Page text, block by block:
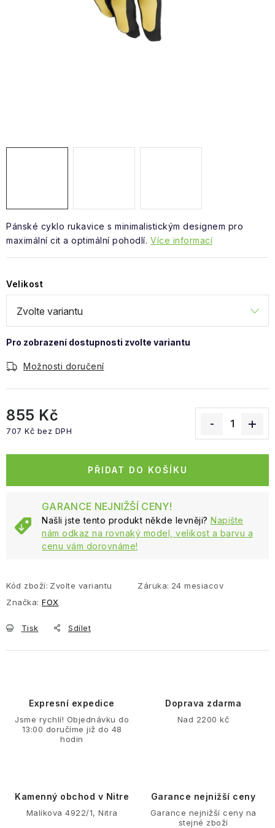
Pánské cyklo rukavice s minimalistickým designem pro
maximální cit a optimální pohodlí. Více informací
Velikost
Možnosti doručení
855 Kč
707 Kč bez DPH
PŘIDAT DO KOŠÍKU
GARANCE NEJNIŽŠÍ CENY!
Našli jste tento produkt někde levněji? Napište
nám odkaz na rovnaký model, velikost a barvu a
cenu vám dorovnáme!
Kód zboží: Zvolte variantu Záruka: 24 mesiacov
Značka: FOX
Tisk Sdílet
Expresní expedice
Jsme rychlí! Objednávku do
13:00 doručíme již do 48
hodin
Doprava zdarma
Nad 2200 kč
Kamenný obchod v Nitre
Malíkova 4922/1, Nitra
Garance nejnižší ceny
Garance nejnižší ceny na
stejné zboží